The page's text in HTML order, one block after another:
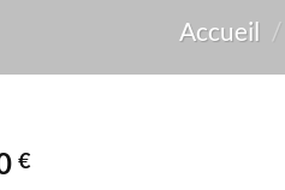
Accueil /
€